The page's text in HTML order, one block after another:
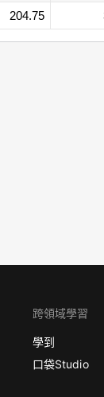
204.75
跨領域學習
學到
口袋Studio